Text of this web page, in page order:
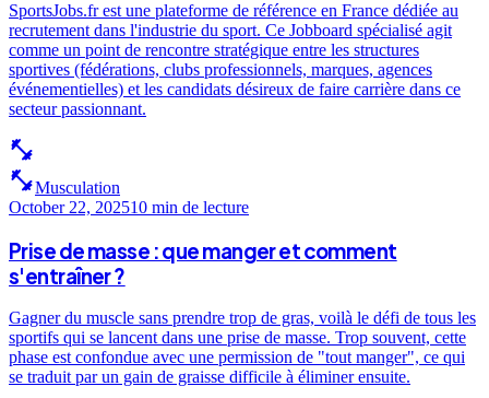
SportsJobs.fr est une plateforme de référence en France dédiée au
recrutement dans l'industrie du sport. Ce Jobboard spécialisé agit
comme un point de rencontre stratégique entre les structures
sportives (fédérations, clubs professionnels, marques, agences
événementielles) et les candidats désireux de faire carrière dans ce
secteur passionnant.
fitness_center
fitness_centerMusculation
October 22, 202510 min de lecture
Prise de masse : que manger et comment
s'entraîner ?
Gagner du muscle sans prendre trop de gras, voilà le défi de tous les
sportifs qui se lancent dans une prise de masse. Trop souvent, cette
phase est confondue avec une permission de "tout manger", ce qui
se traduit par un gain de graisse difficile à éliminer ensuite.